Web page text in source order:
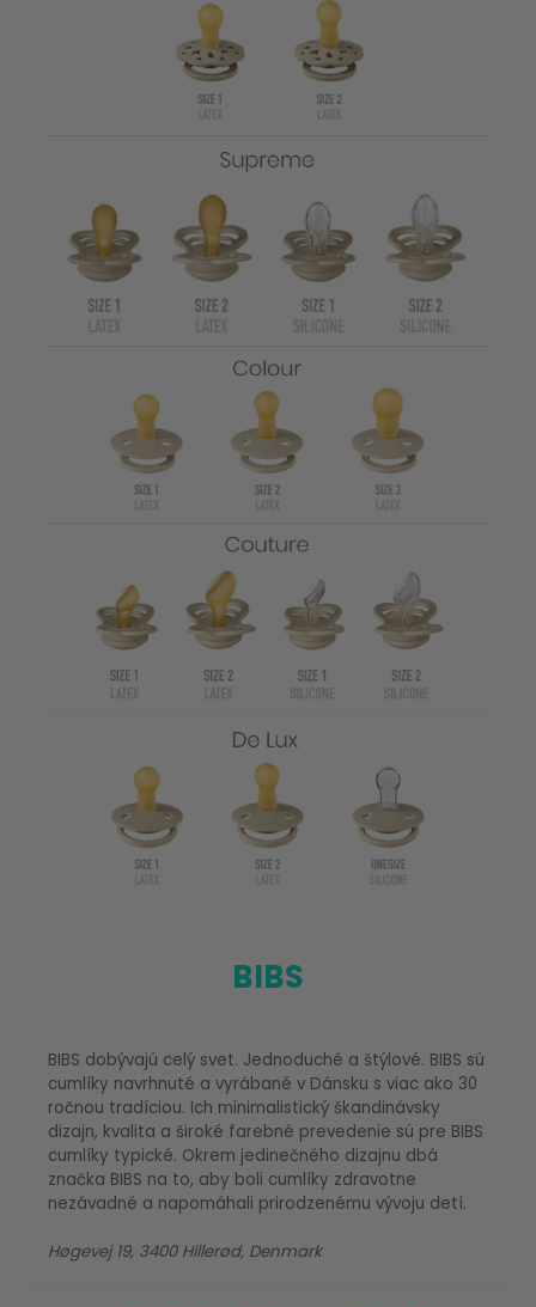
BIBS
BIBS dobývajú celý svet. Jednoduché a štýlové. BIBS sú
cumlíky navrhnuté a vyrábané v Dánsku s viac ako 30
ročnou tradíciou. Ich minimalistický škandinávsky
dizajn, kvalita a široké farebné prevedenie sú pre BIBS
cumlíky typické. Okrem jedinečného dizajnu dbá
značka BIBS na to, aby boli cumlíky zdravotne
nezávadné a napomáhali prirodzenému vývoju detí.
Høgevej 19, 3400 Hillerød, Denmark